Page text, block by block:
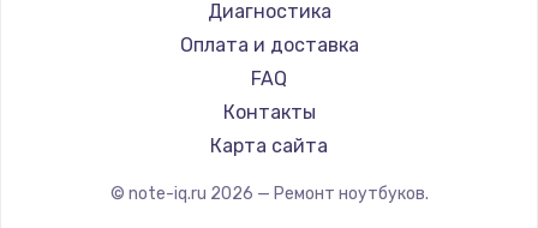
Ремонт ноутбуков CHUWI
Ремонт ноутбуков Colorful
Maibenben
Getac
Epson
Philips
LG
Диагностика
Оплата и доставка
FAQ
Контакты
Карта сайта
© note-iq.ru 2026 — Ремонт ноутбуков.